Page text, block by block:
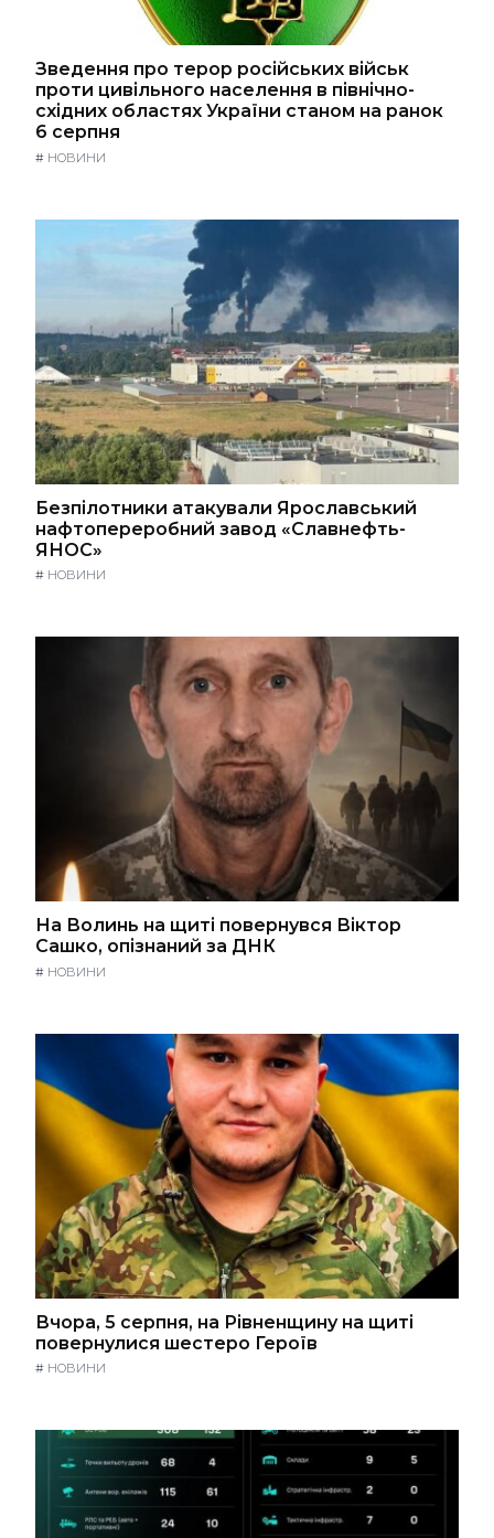
Зведення про терор російських військ
проти цивільного населення в північно-
східних областях України станом на ранок
6 серпня
# НОВИНИ
Безпілотники атакували Ярославський
нафтопереробний завод «Славнефть-
ЯНОС»
# НОВИНИ
На Волинь на щиті повернувся Віктор
Сашко, опізнаний за ДНК
# НОВИНИ
Вчора, 5 серпня, на Рівненщину на щиті
повернулися шестеро Героїв
# НОВИНИ